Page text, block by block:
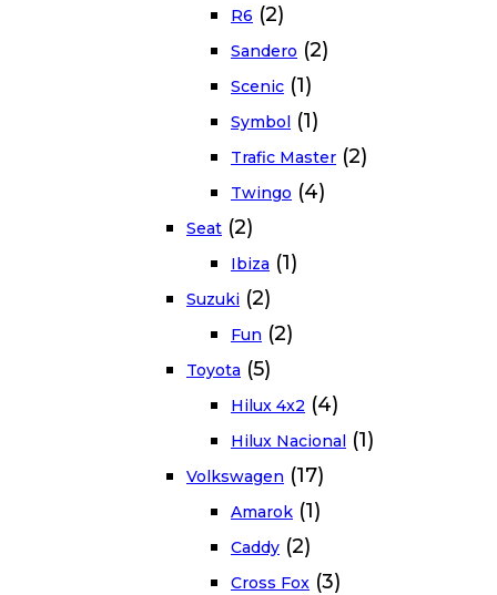
R6 (2)
Sandero (2)
Scenic (1)
Symbol (1)
Trafic Master (2)
Twingo (4)
Seat (2)
Ibiza (1)
Suzuki (2)
Fun (2)
Toyota (5)
Hilux 4x2 (4)
Hilux Nacional (1)
Volkswagen (17)
Amarok (1)
Caddy (2)
Cross Fox (3)